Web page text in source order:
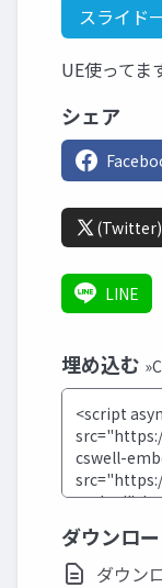
スライド
UE使ってま
シェア
(Twitter)
LINE
埋め込む
ダウンロ
ダウン